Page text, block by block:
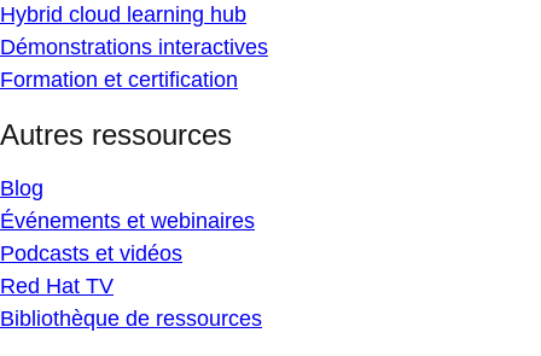
Hybrid cloud learning hub
Démonstrations interactives
Formation et certification
Autres ressources
Blog
Événements et webinaires
Podcasts et vidéos
Red Hat TV
Bibliothèque de ressources